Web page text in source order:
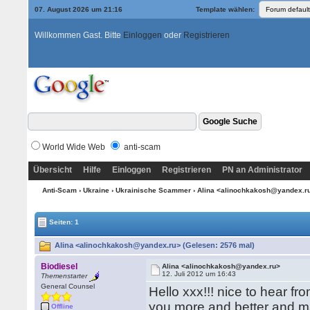
07. August 2026 um 21:16 Template wählen:
Willkommen Gast. Bitte Einloggen oder Registrieren
World Wide Web anti-scam
Übersicht Hilfe Einloggen Registrieren PN an Administrator
Anti-Scam› Ukraine› Ukrainische Scammer› Alina
Seiten: 1
Alina <alinochkakosh@yandex.ru> (Gelesen: 2576 mal)
Biodiesel
Themenstarter
General Counsel
Offline
Alina <alinochkakosh@yandex.ru>
12. Juli 2012 um 16:43
Hello xxx!!! nice to hear
you more and better and